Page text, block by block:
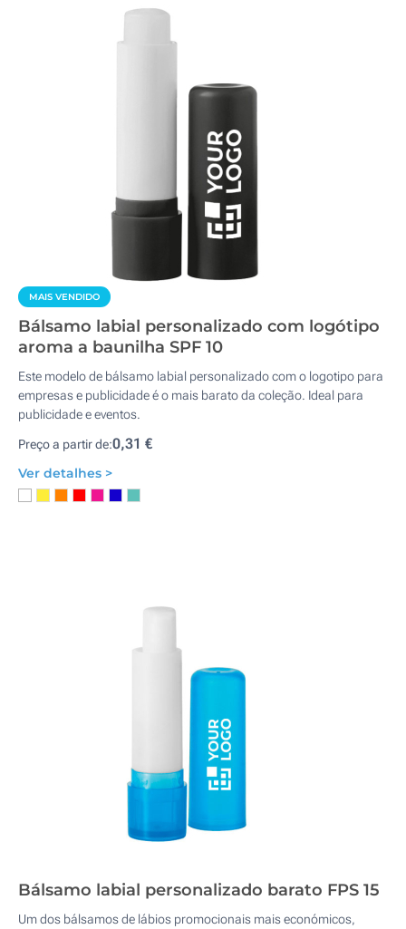
MAIS VENDIDO
Bálsamo labial personalizado com logótipo
aroma a baunilha SPF 10
Este modelo de bálsamo labial personalizado com o logotipo para
empresas e publicidade é o mais barato da coleção. Ideal para
publicidade e eventos.
Preço a partir de:0,31 €
Ver detalhes >
Bálsamo labial personalizado barato FPS 15
Um dos bálsamos de lábios promocionais mais económicos,